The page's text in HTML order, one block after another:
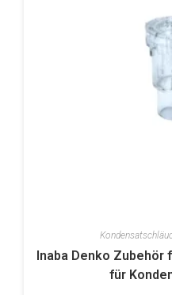
Inaba Denko Zubehör
für